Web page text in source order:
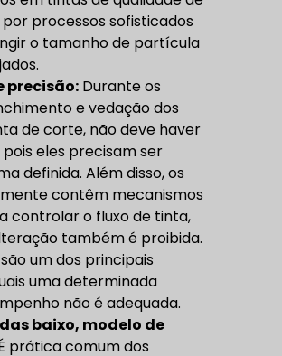
processos sofisticados
o tamanho de partícula
precisão: Durante os
e vedação dos
de corte, não deve haver
eles precisam ser
definida. Além disso, os
contêm mecanismos
controlar o fluxo de tinta,
também é proibida.
um dos principais
uma determinada
não é adequada.
baixo, modelo de
prática comum dos